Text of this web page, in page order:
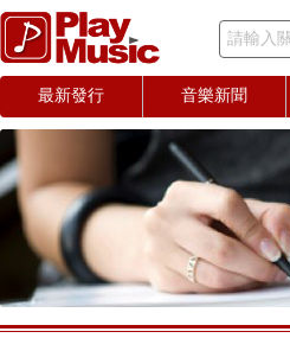
請輸入
最新發行 音樂新聞